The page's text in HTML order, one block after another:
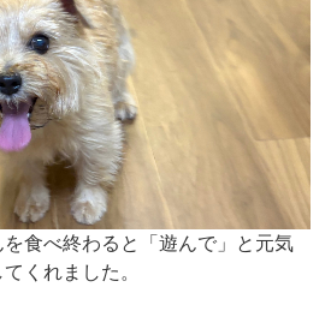
食べ終わると「遊んで」と元気
くれました。